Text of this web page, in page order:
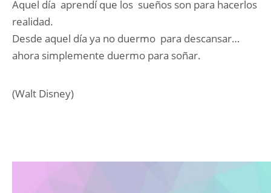
Aquel día aprendí que los sueños son para hacerlos
realidad.
Desde aquel día ya no duermo para descansar…
ahora simplemente duermo para soñar.
(Walt Disney)